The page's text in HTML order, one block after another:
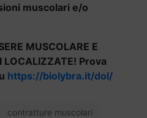
muscolari e/o
MUSCOLARE E
LOCALIZZATE! Prova
https://biolybra.it/dol/
contratture muscolari